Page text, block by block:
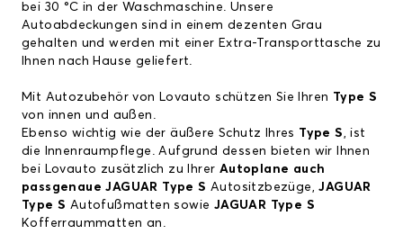
bei 30 °C in der Waschmaschine. Unsere
Autoabdeckungen sind in einem dezenten Grau
gehalten und werden mit einer Extra-Transporttasche zu
Ihnen nach Hause geliefert.
Mit Autozubehör von Lovauto schützen Sie Ihren Type S
von innen und außen.
Ebenso wichtig wie der äußere Schutz Ihres Type S, ist
die Innenraumpflege. Aufgrund dessen bieten wir Ihnen
bei Lovauto zusätzlich zu Ihrer Autoplane auch
passgenaue JAGUAR Type S Autositzbezüge,JAGUAR
Type S Autofußmatten sowie JAGUAR Type S
Kofferraummatten an.